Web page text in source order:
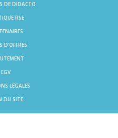
DE DIDACTO
RSE
D'OFFRES
CGV
LÉGALES
DU SITE